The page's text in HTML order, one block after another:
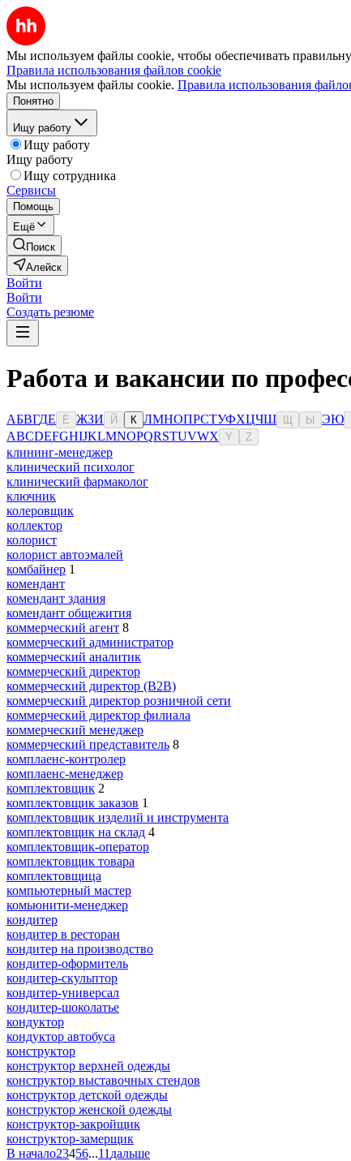
Мы используем файлы cookie, чтобы обеспечивать
Правила использования файлов cookie
Мы используем файлы cookie. Правила использования
Понятно
Ищу работу
Ищу работу
Ищу работу
Ищу сотрудника
Сервисы
Помощь
Ещё
Поиск
Алейск
Войти
Войти
Создать резюме
Работа и вакансии по
АБВГДЕ Ё ЖЗИ Й К ЛМНОПРСТУФХЦЧШ Ы ЭЮ
ABCDEFGHIJKLMNOPQRSTUVWX Y Z
клининг-менеджер
клинический психолог
клинический фармаколог
ключник
колеровщик
коллектор
колорист
колорист автоэмалей
комбайнер 1
комендант
комендант здания
комендант общежития
коммерческий агент 8
коммерческий администратор
коммерческий аналитик
коммерческий директор
коммерческий директор (B2B)
коммерческий директор розничной сети
коммерческий директор филиала
коммерческий менеджер
коммерческий представитель 8
комплаенс-контролер
комплаенс-менеджер
комплектовщик 2
комплектовщик заказов 1
комплектовщик изделий и инструмента
комплектовщик на склад 4
комплектовщик-оператор
комплектовщик товара
комплектовщица
компьютерный мастер
комьюнити-менеджер
кондитер
кондитер в ресторан
кондитер на производство
кондитер-оформитель
кондитер-скульптор
кондитер-универсал
кондитер-шоколатье
кондуктор
кондуктор автобуса
конструктор
конструктор верхней одежды
конструктор выставочных стендов
конструктор детской одежды
конструктор женской одежды
конструктор-закройщик
конструктор-замерщик
В начало23456...11 дальше